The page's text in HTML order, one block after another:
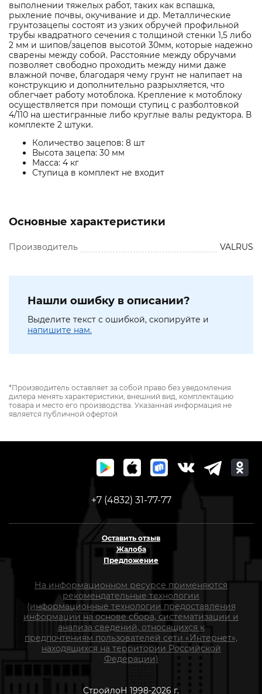
выполнении тяжелых работ, таких как вспашка,
рыхление почвы, окучивание и др. Металлические
грунтозацепы состоят из узких обручей профильной
трубы квадратного сечения с толщиной стенки 1,5 либо
2 мм и шипов/зацепов высотой 30мм, которые надежно
сварены между собой. Расстояние между обручами
позволяет свободно проходить между ними даже
влажной почве, благодаря чему грунт не налипает на
конструкцию и дополнительно разрыхляется, что
облегчает работу мотоблока. Крепление к мотоблоку
осуществляется при помощи ступиц с разболтовкой
4/110 на шестигранные либо круглые валы редуктора. В
комплекте 2 штуки.
Количество зацепов: 8 шт
Высота зацепа: 30 мм
Масса: 4 кг
Ступица в комплект не входит
Основные характеристики
Производитель VALRUS
Нашли ошибку в описании?
Выделите текст с ошибкой, скопируйте и
напишите нам.
*Производитель оставляет за собой право без уведомления
дилера менять характеристики, внешний вид, комплектацию
товара и место его производства. Указанная информация не
является публичной офертой
+7 (4832) 31-77-77
Оставить отзыв
Жалоба
Предложение
На информационном ресурсе применяются
рекомендательные технологии
(информационные технологии предоставления
информации на основе сбора, систематизации и
анализа сведений, относящихся к
предпочтениям пользователей сети «Интернет»,
находящихся на территории Российской
Федерации)
СтройлоН 1998-2026 г.